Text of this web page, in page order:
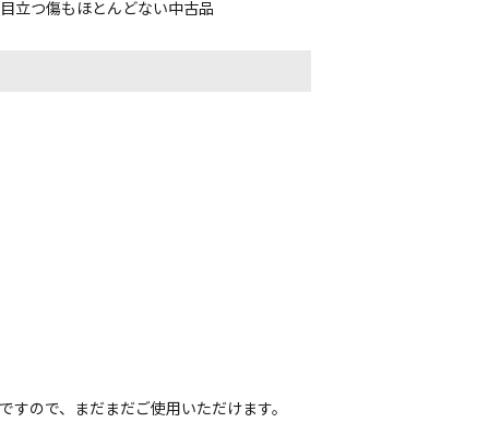
立つ傷もほとんどない中古品
ので、まだまだご使用いただけます。